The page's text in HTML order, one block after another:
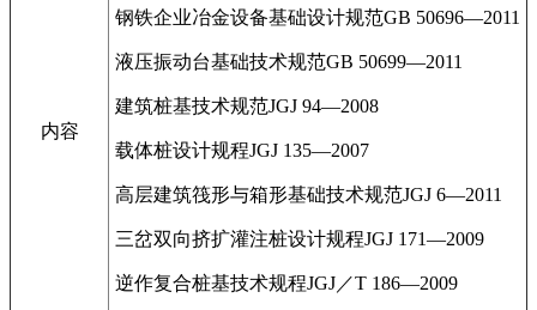
内容
钢铁企业冶金设备基础设计规范GB 50696—2011
液压振动台基础技术规范GB 50699—2011
建筑桩基技术规范JGJ 94—2008
载体桩设计规程JGJ 135—2007
高层建筑筏形与箱形基础技术规范JGJ 6—2011
三岔双向挤扩灌注桩设计规程JGJ 171—2009
逆作复合桩基技术规程JGJ／T 186—2009